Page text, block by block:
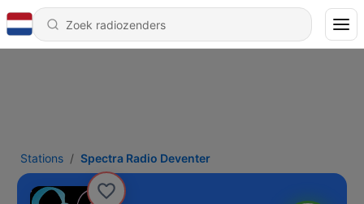
Stations Spectra Radio Deventer